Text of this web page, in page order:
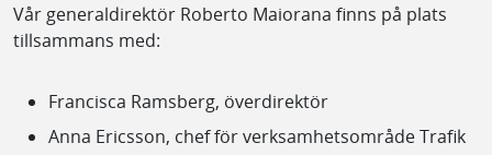
Vår generaldirektör Roberto Maiorana finns på plats
tillsammans med:
Francisca Ramsberg, överdirektör
Anna Ericsson, chef för verksamhetsområde Trafik